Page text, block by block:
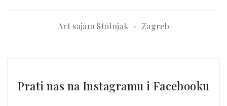
Art sajam Stolnjak Zagreb
Prati nas na Instagramu i Facebooku